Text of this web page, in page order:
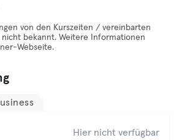
von den Kurszeiten / vereinbarten
nicht bekannt. Weitere Informationen
Webseite.
Hier nicht verfügbar